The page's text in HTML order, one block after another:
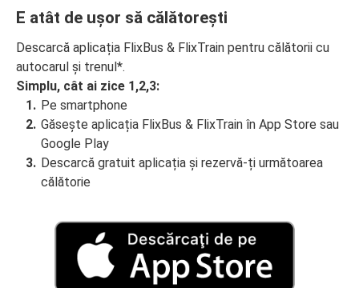
E atât de ușor să călătorești
Descarcă aplicația FlixBus & FlixTrain pentru călătorii cu
autocarul și trenul*.
Simplu, cât ai zice 1,2,3:
Pe smartphone
Găsește aplicația FlixBus & FlixTrain în App Store sau
Google Play
Descarcă gratuit aplicația și rezervă-ți următoarea
călătorie